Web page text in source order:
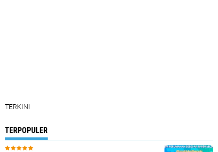
TERKINI
TERPOPULER